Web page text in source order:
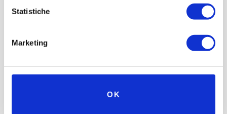
Statistiche
Marketing
OK